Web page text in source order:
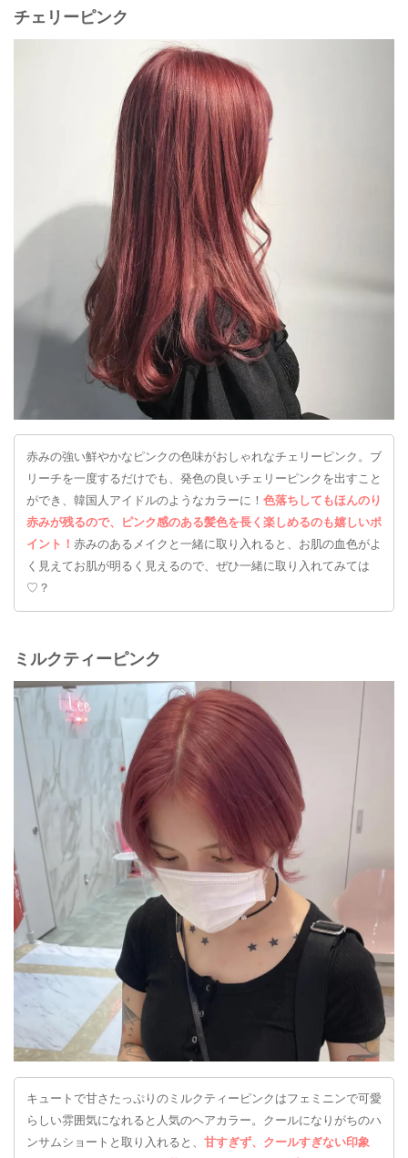
チェリーピンク
赤みの強い鮮やかなピンクの色味がおしゃれなチェリーピンク。ブ
リーチを一度するだけでも、発色の良いチェリーピンクを出すこと
ができ、韓国人アイドルのようなカラーに！ 色落ちしてもほんのり
赤みが残るので、ピンク感のある髪色を長く楽しめるのも嬉しいポ
イント！ 赤みのあるメイクと一緒に取り入れると、お肌の血色がよ
く見えてお肌が明るく見えるので、ぜひ一緒に取り入れてみては
♡？
ミルクティーピンク
キュートで甘さたっぷりのミルクティーピンクはフェミニンで可愛
らしい雰囲気になれると人気のヘアカラー。クールになりがちのハ
ンサムショートと取り入れると、 甘すぎず、クールすぎない印象